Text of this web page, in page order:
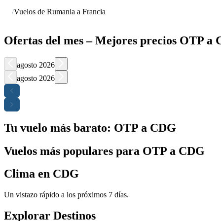
/Vuelos de Rumania a Francia
Ofertas del mes – Mejores precios OTP a
agosto 2026
agosto 2026
Tu vuelo más barato: OTP a CDG
Vuelos más populares para OTP a CDG
Clima en CDG
Un vistazo rápido a los próximos 7 días.
Explorar Destinos